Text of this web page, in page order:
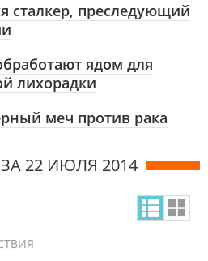
сталкер, преследующий
ядом для
лихорадки
меч против рака
22 ИЮЛЯ 2014